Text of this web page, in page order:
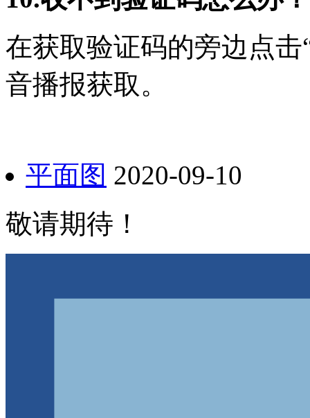
在获取验证码的旁边点
音播报获取。
平面图 2020-09-10
敬请期待！